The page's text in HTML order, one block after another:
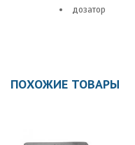
дозатор
ПОХОЖИЕ ТОВАРЫ